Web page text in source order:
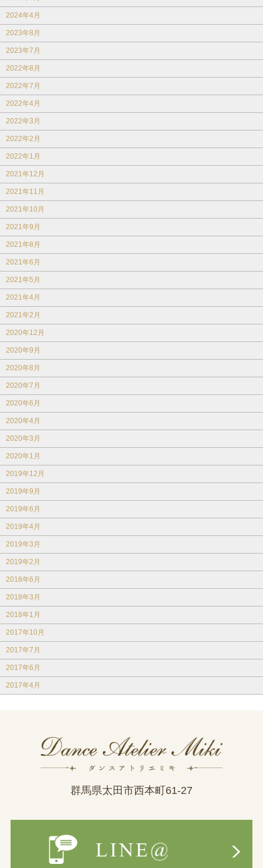
2024年4月
2023年8月
2023年7月
2022年8月
2022年7月
2022年4月
2022年3月
2022年2月
2022年1月
2021年12月
2021年11月
2021年10月
2021年9月
2021年8月
2021年6月
2021年5月
2021年4月
2021年2月
2020年12月
2020年9月
2020年8月
2020年7月
2020年6月
2020年4月
2020年3月
2020年1月
2019年12月
2019年9月
2019年6月
2019年4月
2019年3月
2019年2月
2018年6月
2018年3月
2018年1月
2017年10月
2017年7月
2017年6月
2017年4月
群馬県太田市西本町61-27